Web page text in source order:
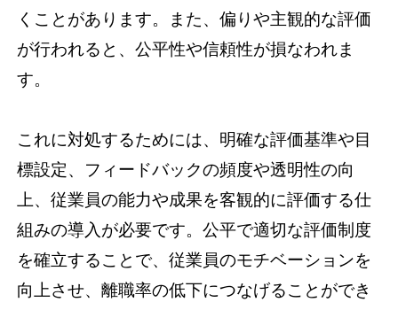
くことがあります。また、偏りや主観的な評価
が行われると、公平性や信頼性が損なわれま
す。
これに対処するためには、明確な評価基準や目
標設定、フィードバックの頻度や透明性の向
上、従業員の能力や成果を客観的に評価する仕
組みの導入が必要です。公平で適切な評価制度
を確立することで、従業員のモチベーションを
向上させ、離職率の低下につなげることができ